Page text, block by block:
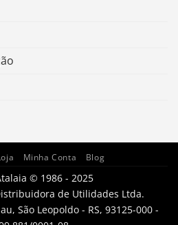
Minha Conta Blog
© 1986 - 2025
de Utilidades Ltda.
São Leopoldo - RS, 93125-000 -